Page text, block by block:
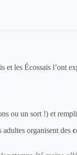
les Écossais l’ont
ou un sort !) et
adultes organisent des